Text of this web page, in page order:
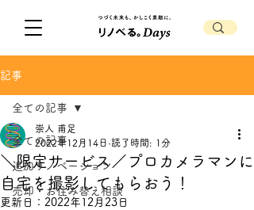
記事
全ての記事
追加リノベーション
売却・お住み替え相談
全ての記事
＼限定サービス／プロカメラマンに
自宅を撮影してもらおう！
崇人 甫足
2022年12月14日 読了時間: 1分
更新日： 2022年12月23日